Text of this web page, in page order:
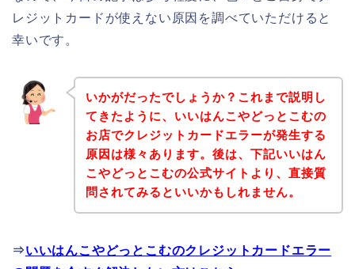
レジットカードが使えない原因を調べていただけると
幸いです。
いかがだったでしょうか？これまで説明し
てきたように、いいはんこやどっとこむの
お店でクレジットカードエラーが発生する
原因は様々あります。後は、下記いいはん
こやどっとこむの公式サイトより、直接質
問されてみるといいかもしれません。
⇒いいはんこやどっとこむのクレジットカードエラー